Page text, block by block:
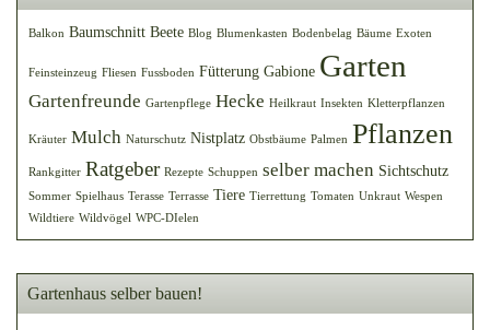
Balkon Baumschnitt Beete Blog Blumenkasten Bodenbelag Bäume Exoten
Feinsteinzeug Fliesen Fussboden Fütterung Gabione Garten
Gartenfreunde Gartenpflege Hecke Heilkraut Insekten Kletterpflanzen
Kräuter Mulch Naturschutz Nistplatz Obstbäume Palmen Pflanzen
Rankgitter Ratgeber Rezepte Schuppen selber machen Sichtschutz
Sommer Spielhaus Terasse Terrasse Tiere Tierrettung Tomaten Unkraut Wespen
Wildtiere Wildvögel WPC-DIelen
Gartenhaus selber bauen!